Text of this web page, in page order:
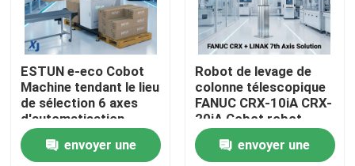
Nous contacter
Blog
Demandez un devis
bras de robot industriel
ESTUN e-eco Cobot
Machine tendant le lieu
de sélection 6 axes
d'automatisation
industrielle robot
collaboratif de
envoyer une
Robot de levage de
colonne télescopique
FANUC CRX-10iA CRX-
20iA Cobot robot
collaboratif de
manutention de
envoyer une